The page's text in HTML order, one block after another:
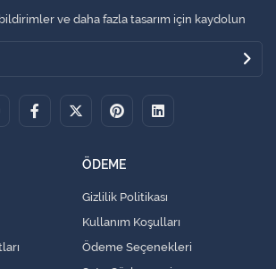
ve daha fazla tasarım için kaydolun
ÖDEME
Gizlilik Politikası
Kullanım Koşulları
Ödeme Seçenekleri